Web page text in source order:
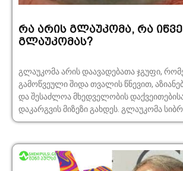
რა არის გლაუკომა, რა
გლაუკომას?
გლაუკომა არის დაავადებათა ჯგუფი,
გამოწვეული შიდა თვალის წნევით,
და შესაძლოა მხედველობის
დაკარგვის მიზეზი გახდეს. გლაუკომა